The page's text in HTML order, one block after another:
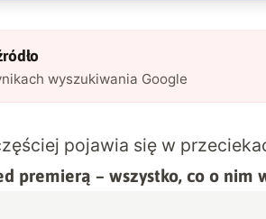
wyszukiwania Google
pojawia się w
premierą – wszystko, co o nim